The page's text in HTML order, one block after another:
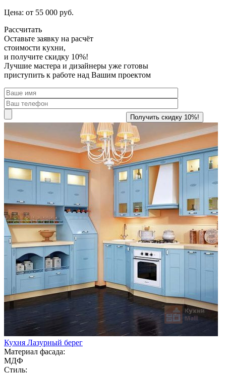
Цена: от 55 000 руб.
Рассчитать
Оставьте заявку на расчёт
стоимости кухни,
и получите скидку 10%!
Лучшие мастера и дизайнеры уже готовы
приступить к работе над Вашим проектом
Кухня Лазурный берег
Материал фасада:
МДФ
Стиль: